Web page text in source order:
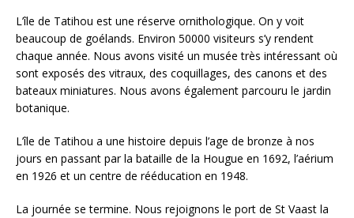
L’île de Tatihou est une réserve ornithologique. On y voit
beaucoup de goélands. Environ 50000 visiteurs s’y rendent
chaque année. Nous avons visité un musée très intéressant où
sont exposés des vitraux, des coquillages, des canons et des
bateaux miniatures. Nous avons également parcouru le jardin
botanique.
L’île de Tatihou a une histoire depuis l’age de bronze à nos
jours en passant par la bataille de la Hougue en 1692, l’aérium
en 1926 et un centre de rééducation en 1948.
La journée se termine. Nous rejoignons le port de St Vaast la